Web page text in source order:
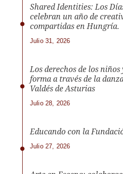
Shared Identities: Los
celebran un año de
compartidas en Hungría.
Julio 31, 2026
Los derechos de los
forma a través de la
Valdés de Asturias
Julio 28, 2026
Educando con la
Julio 27, 2026